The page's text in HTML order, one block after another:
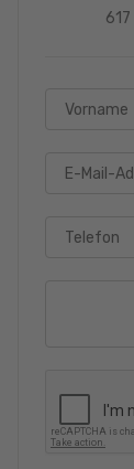
Vorname
E-Mail-
Telefon